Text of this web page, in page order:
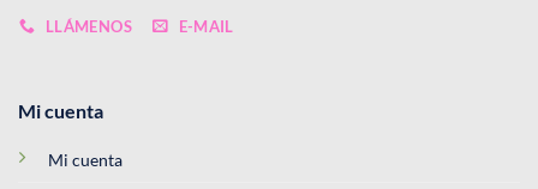
LLÁMENOS E-MAIL
Mi cuenta
Mi cuenta